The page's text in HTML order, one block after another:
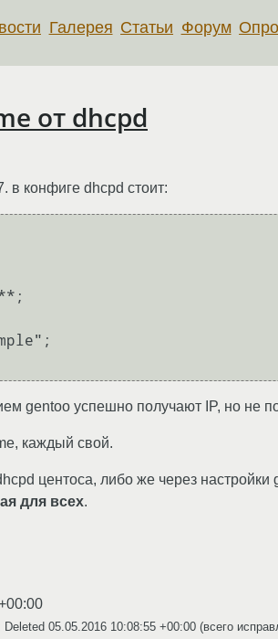
Галерея Статьи Форум
от dhcpd
в конфиге dhcpd стоит:
gentoo успешно получают IP, но не
каждый свой.
центоса, либо же через
для всех.
Deleted 05.05.2016 10:08:55 +00:00 (всего